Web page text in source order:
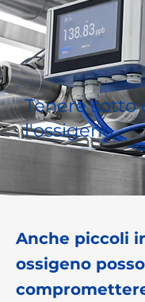
Tenere sotto
l'ossigeno
Anche piccoli
ossigeno